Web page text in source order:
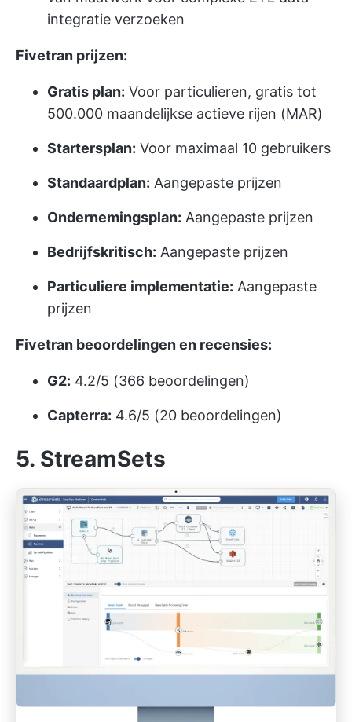
integratie verzoeken
Fivetran prijzen:
Gratis plan: Voor particulieren, gratis tot
500.000 maandelijkse actieve rijen (MAR)
Startersplan: Voor maximaal 10 gebruikers
Standaardplan: Aangepaste prijzen
Ondernemingsplan: Aangepaste prijzen
Bedrijfskritisch: Aangepaste prijzen
Particuliere implementatie: Aangepaste
prijzen
Fivetran beoordelingen en recensies:
G2: 4.2/5 (366 beoordelingen)
Capterra: 4.6/5 (20 beoordelingen)
5. StreamSets